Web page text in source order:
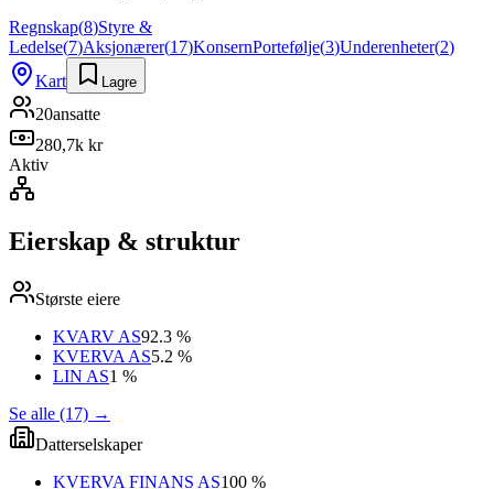
Regnskap(8)Styre &
Ledelse(7)Aksjonærer(17)KonsernPortefølje(3)Underenheter(2)
Kart
Lagre
20ansatte
280,7k kr
Aktiv
Eierskap & struktur
Største eiere
KVARV AS92.3 %
KVERVA AS5.2 %
LIN AS1 %
Se alle (17) →
Datterselskaper
KVERVA FINANS AS100 %